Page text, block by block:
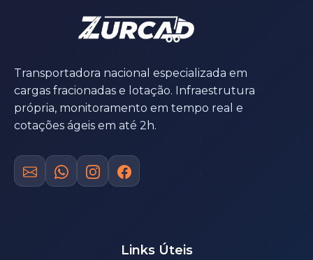
Transportadora nacional especializada em
cargas fracionadas e lotação. Infraestrutura
própria, monitoramento em tempo real e
cotações ágeis em até 2h.
Links Úteis